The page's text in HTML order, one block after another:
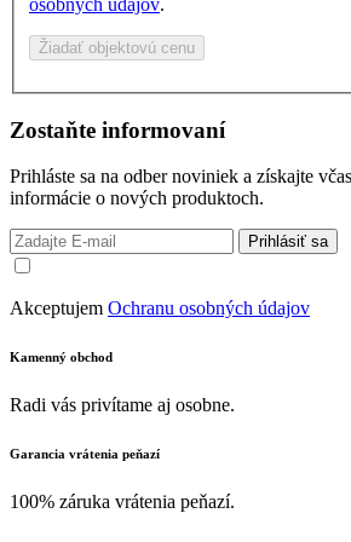
Žiadať objektovú cenu
Zostaňte informovaní
Prihláste sa na odber noviniek a získajte
informácie o nových produktoch.
Prihlásiť sa
Akceptujem Ochranu osobných údajov
Kamenný obchod
Radi vás privítame aj osobne.
Garancia vrátenia peňazí
100% záruka vrátenia peňazí.